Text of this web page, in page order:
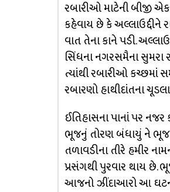
રબારીઓ માટેની બીજી
કહેવાય છે કે અલ્લાઉદ્દીને
વાત તેના કાને પડી.
સિંધના નગરસમૈના સુમરા
ત્યાંથી રબારીઓ કચ્છમાં
રબારણો હાથીદાંતના
ઈતિહાસના પાનાં પર
ભૂજનું તોરણ બંધાયું ને
તળાવડીના તીરે હમીર
પ્રસંગથી પુરવાર થાય છે.
આજનો ઝીંદાઆરો આ